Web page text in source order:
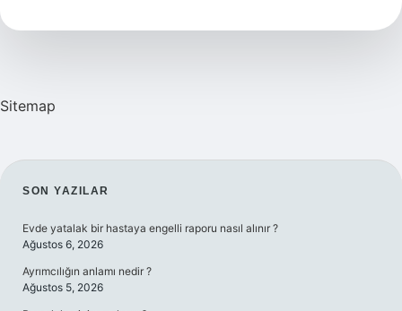
Mı
Sitemap
SIDEBAR
SON YAZILAR
Evde yatalak bir hastaya engelli raporu nasıl alınır ?
Ağustos 6, 2026
Ayrımcılığın anlamı nedir ?
Ağustos 5, 2026